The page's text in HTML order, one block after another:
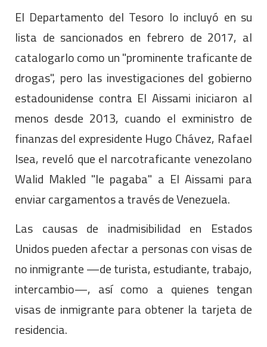
El Departamento del Tesoro lo incluyó en su
lista de sancionados en febrero de 2017, al
catalogarlo como un "prominente traficante de
drogas", pero las investigaciones del gobierno
estadounidense contra El Aissami iniciaron al
menos desde 2013, cuando el exministro de
finanzas del expresidente Hugo Chávez, Rafael
Isea, reveló que el narcotraficante venezolano
Walid Makled "le pagaba" a El Aissami para
enviar cargamentos a través de Venezuela.
Las causas de inadmisibilidad en Estados
Unidos pueden afectar a personas con visas de
no inmigrante —de turista, estudiante, trabajo,
intercambio—, así como a quienes tengan
visas de inmigrante para obtener la tarjeta de
residencia.